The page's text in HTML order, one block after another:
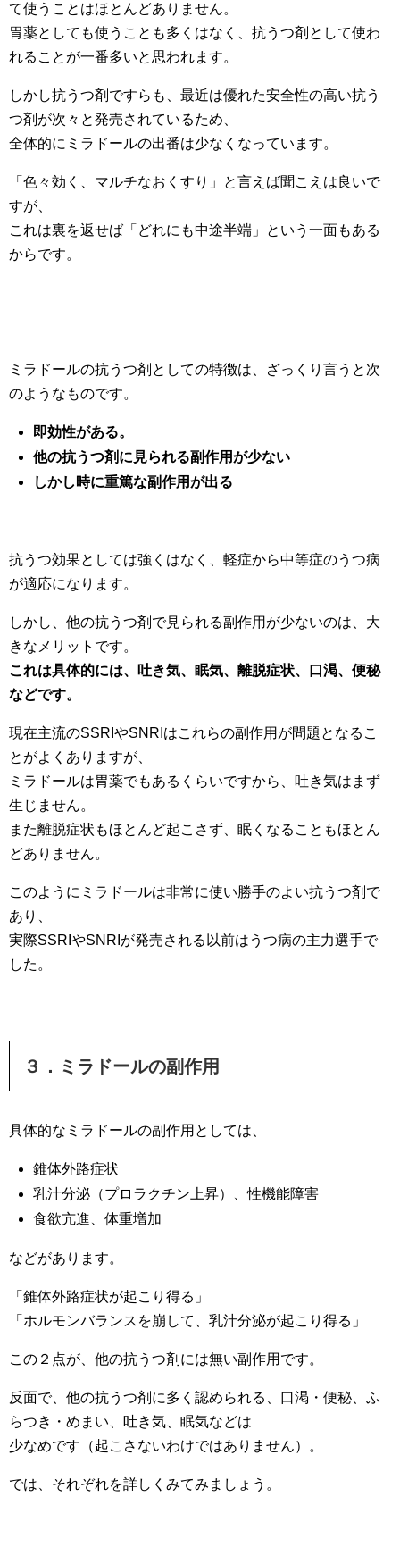
て使うことはほとんどありません。
胃薬としても使うことも多くはなく、抗うつ剤として使わ
れることが一番多いと思われます。
しかし抗うつ剤ですらも、最近は優れた安全性の高い抗う
つ剤が次々と発売されているため、
全体的にミラドールの出番は少なくなっています。
「色々効く、マルチなおくすり」と言えば聞こえは良いで
すが、
これは裏を返せば「どれにも中途半端」という一面もある
からです。
ミラドールの抗うつ剤としての特徴は、ざっくり言うと次
のようなものです。
即効性がある。
他の抗うつ剤に見られる副作用が少ない
しかし時に重篤な副作用が出る
抗うつ効果としては強くはなく、軽症から中等症のうつ病
が適応になります。
しかし、他の抗うつ剤で見られる副作用が少ないのは、大
きなメリットです。
これは具体的には、吐き気、眠気、離脱症状、口渇、便秘
などです。
現在主流のSSRIやSNRIはこれらの副作用が問題となるこ
とがよくありますが、
ミラドールは胃薬でもあるくらいですから、吐き気はまず
生じません。
また離脱症状もほとんど起こさず、眠くなることもほとん
どありません。
このようにミラドールは非常に使い勝手のよい抗うつ剤で
あり、
実際SSRIやSNRIが発売される以前はうつ病の主力選手で
した。
３．ミラドールの副作用
具体的なミラドールの副作用としては、
錐体外路症状
乳汁分泌（プロラクチン上昇）、性機能障害
食欲亢進、体重増加
などがあります。
「錐体外路症状が起こり得る」
「ホルモンバランスを崩して、乳汁分泌が起こり得る」
この２点が、他の抗うつ剤には無い副作用です。
反面で、他の抗うつ剤に多く認められる、口渇・便秘、ふ
らつき・めまい、吐き気、眠気などは
少なめです（起こさないわけではありません）。
では、それぞれを詳しくみてみましょう。